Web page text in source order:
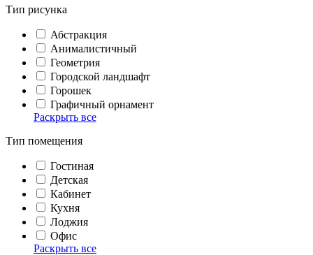
Тип рисунка
Абстракция
Анималистичный
Геометрия
Городской ландшафт
Горошек
Графичный орнамент
Раскрыть все
Тип помещения
Гостиная
Детская
Кабинет
Кухня
Лоджия
Офис
Раскрыть все